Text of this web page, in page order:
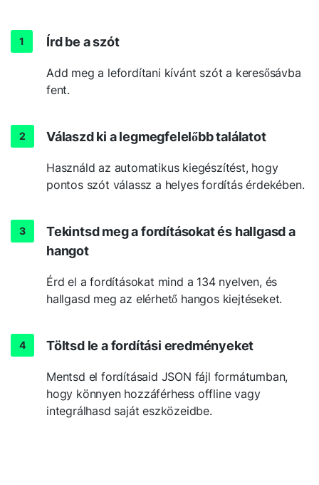
Írd be a szót
Add meg a lefordítani kívánt szót a keresősávba
fent.
Válaszd ki a legmegfelelőbb találatot
Használd az automatikus kiegészítést, hogy
pontos szót válassz a helyes fordítás érdekében.
Tekintsd meg a fordításokat és hallgasd a
hangot
Érd el a fordításokat mind a 134 nyelven, és
hallgasd meg az elérhető hangos kiejtéseket.
Töltsd le a fordítási eredményeket
Mentsd el fordításaid JSON fájl formátumban,
hogy könnyen hozzáférhess offline vagy
integrálhasd saját eszközeidbe.